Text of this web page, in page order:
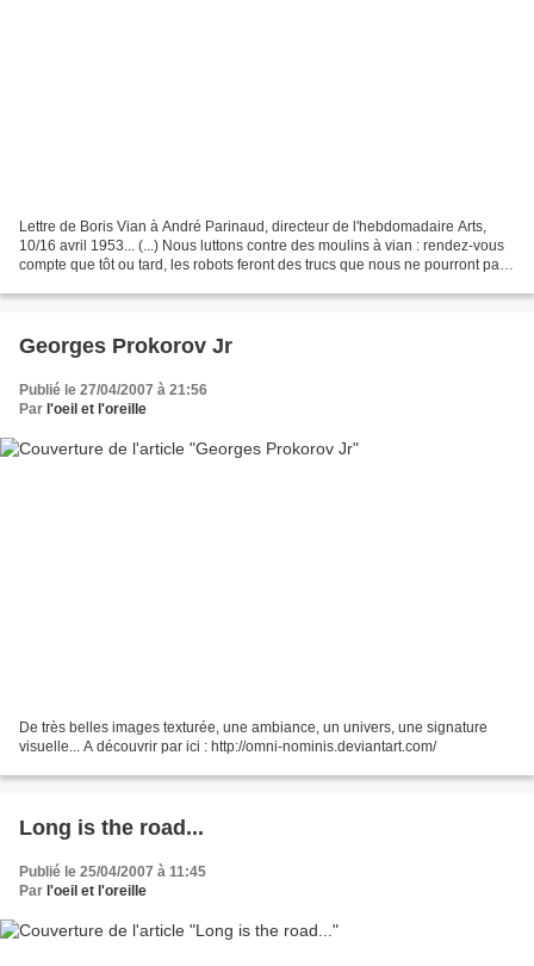
Lettre de Boris Vian à André Parinaud, directeur de l'hebdomadaire Arts,
10/16 avril 1953... (...) Nous luttons contre des moulins à vian : rendez-vous
compte que tôt ou tard, les robots feront des trucs que nous ne pourront pas
Georges Prokorov Jr
Publié le 27/04/2007 à 21:56
Par l'oeil et l'oreille
De très belles images texturée, une ambiance, un univers, une signature
visuelle... A découvrir par ici : http://omni-nominis.deviantart.com/
Long is the road...
Publié le 25/04/2007 à 11:45
Par l'oeil et l'oreille